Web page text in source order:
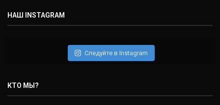
НАШ INSTAGRAM
Следуйте в Instagram
КТО МЫ?